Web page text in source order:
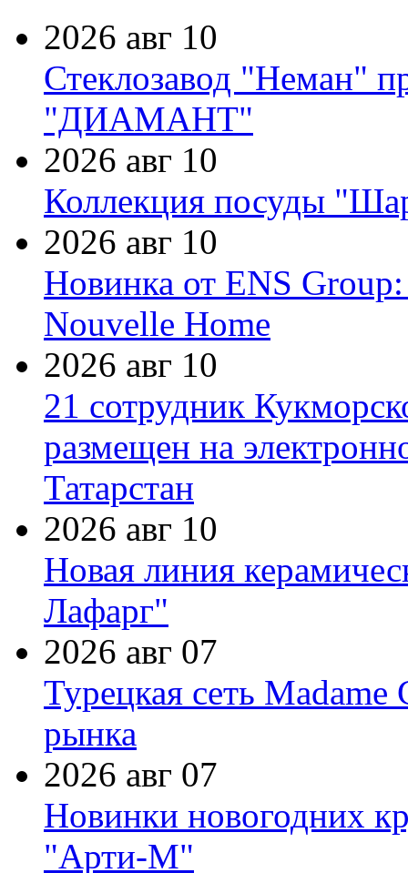
2026 авг 10
Стеклозавод "Неман"
"ДИАМАНТ"
2026 авг 10
Коллекция посуды
2026 авг 10
Новинка от ENS
Nouvelle Home
2026 авг 10
21 сотрудник
размещен на
Татарстан
2026 авг 10
Новая линия
Лафарг"
2026 авг 07
Турецкая сеть Madame
рынка
2026 авг 07
Новинки новогодних
"Арти-М"